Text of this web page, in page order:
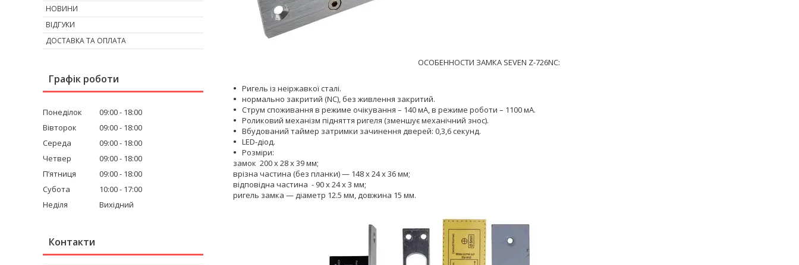
ОСОБЕННОСТИ ЗАМКА SEVEN Z-726NC:
Ригель із неіржавкої сталі.
нормально закритий (NC), без живлення закритий.
Струм споживання в режиме очікування – 140 мА, в режиме роботи – 1100 мА.
Роликовий механізм підняття ригеля (зменшує механічний знос).
Вбудований таймер затримки зачинення дверей: 0,3,6 секунд.
LED-діод.
Розміри:
замок 200 х 28 х 39 мм;
врізна частина (без планки) — 148 х 24 х 36 мм;
відповідна частина - 90 х 24 х 3 мм;
ригель замка — діаметр 12.5 мм, довжина 15 мм.
НОВИНИ
ВІДГУКИ
ДОСТАВКА ТА ОПЛАТА
Графік роботи
Понеділок 09:00
18:00
Вівторок
09:00
18:00
Середа
09:00
18:00
Четвер
09:00
18:00
Пʼятниця
09:00
18:00
Субота
10:00
17:00
Неділя
Вихідний
Контакти